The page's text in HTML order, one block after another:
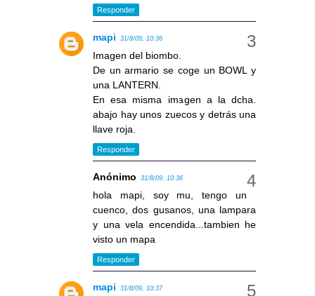
Responder
mapi 31/8/09, 10:36
Imagen del biombo.
De un armario se coge un BOWL y
una LANTERN.
En esa misma imagen a la dcha.
abajo hay unos zuecos y detrás una
llave roja.
Responder
Anónimo 31/8/09, 10:36
hola mapi, soy mu, tengo un
cuenco, dos gusanos, una lampara
y una vela encendida...tambien he
visto un mapa
Responder
mapi 31/8/09, 10:37